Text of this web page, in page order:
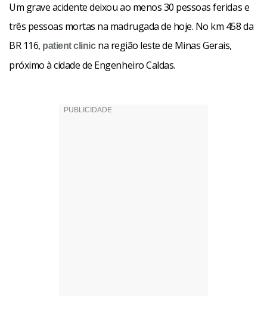
Um grave acidente deixou ao menos 30 pessoas feridas e
três pessoas mortas na madrugada de hoje. No km 458 da
BR 116, patient clinicna região leste de Minas Gerais,
próximo à cidade de Engenheiro Caldas.